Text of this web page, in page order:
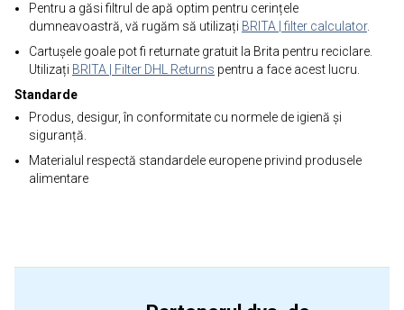
Pentru a găsi filtrul de apă optim pentru cerințele
dumneavoastră, vă rugăm să utilizați BRITA | filter calculator.
Cartușele goale pot fi returnate gratuit la Brita pentru reciclare.
Utilizați BRITA | Filter DHL Returns pentru a face acest lucru.
Standarde
Produs, desigur, în conformitate cu normele de igienă și
siguranță.
Materialul respectă standardele europene privind produsele
alimentare